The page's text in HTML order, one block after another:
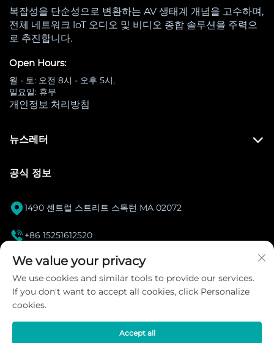
복잡성을 단순성으로 변환하는 AV 생태계 개념을 고수하며,
전체 네트워크 loT 오디오 및 비디오 종합 솔루션을 주력으
로 추진합니다.
Open Hours:
월 - 토: 오전 8시 - 오후 5시,
일요일: 휴무
개인정보 처리방침
뉴스레터
공식 정보
1490 센트럴 스트리트 스톡턴 MA 02072
 +86 15251612520
[email protected]
인스타그램
We value your privacy
We use cookies and similar tools to provide our services.
If you don't want to accept all cookies, click Personalize
cookies.
Accept all